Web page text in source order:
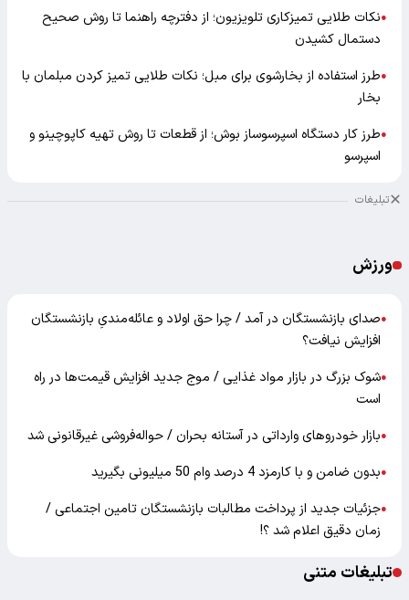
●نکات طلایی تمیزکاری تلویزیون؛ از دفترچه راهنما تا روش صحیح
دستمال کشیدن
●طرز استفاده از بخارشوی برای مبل؛ نکات طلایی تمیز کردن مبلمان با
بخار
●طرز کار دستگاه اسپرسوساز بوش؛ از قطعات تا روش تهیه کاپوچینو و
اسپرسو
تبلیغات
ورزش
●صدای بازنشستگان در آمد / چرا حق اولاد و عائله‌مندیِ بازنشستگان
افزایش نیافت؟
●شوک بزرگ در بازار مواد غذایی / موج جدید افزایش قیمت‌ها در راه
است
●بازار خودرو‌های وارداتی در آستانه بحران / حواله‌فروشی غیرقانونی شد
●بدون ضامن و با کارمزد 4 درصد وام 50 میلیونی بگیرید
●جزئیات جدید از پرداخت مطالبات بازنشستگان تامین اجتماعی /
زمان دقیق اعلام شد ؟!
تبلیغات متنی